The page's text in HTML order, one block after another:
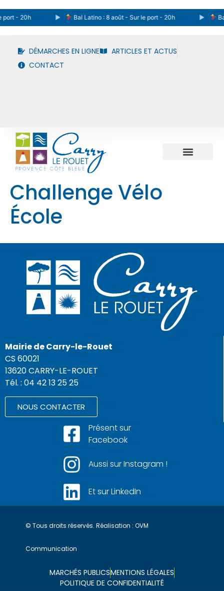
- 20h Bal Latino : 8 août - Sur le port - 20h Bal
DÉMARCHES EN LIGNE
ARTICLES ET ACTUS
CONTACT
Challenge Vélo
École
Mairie de Carry-le-Rouet
CS 60021
13620 CARRY-LE-ROUET
Tél. : 04 42 13 25 25
NOUS CONTACTER
Présent sur
Facebook
Aussi sur Instagram !
Et sur LinkedIn
© Tous droits réservés. Réalisation : OVM
Communication
MARCHÉS PUBLICSMENTIONS LÉGALES
POLITIQUE DE CONFIDENTIALITÉ